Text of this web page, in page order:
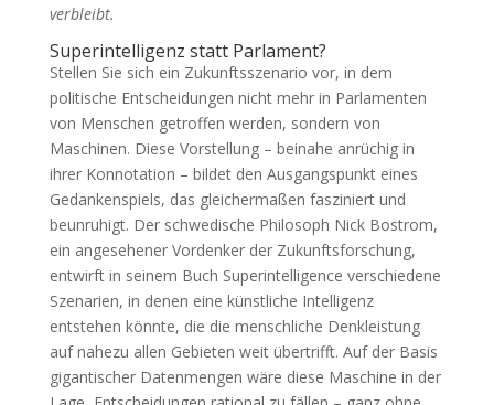
verbleibt.
Superintelligenz statt Parlament?
Stellen Sie sich ein Zukunftsszenario vor, in dem
politische Entscheidungen nicht mehr in Parlamenten
von Menschen getroffen werden, sondern von
Maschinen. Diese Vorstellung – beinahe anrüchig in
ihrer Konnotation – bildet den Ausgangspunkt eines
Gedankenspiels, das gleichermaßen fasziniert und
beunruhigt. Der schwedische Philosoph Nick Bostrom,
ein angesehener Vordenker der Zukunftsforschung,
entwirft in seinem Buch Superintelligence verschiedene
Szenarien, in denen eine künstliche Intelligenz
entstehen könnte, die die menschliche Denkleistung
auf nahezu allen Gebieten weit übertrifft. Auf der Basis
gigantischer Datenmengen wäre diese Maschine in der